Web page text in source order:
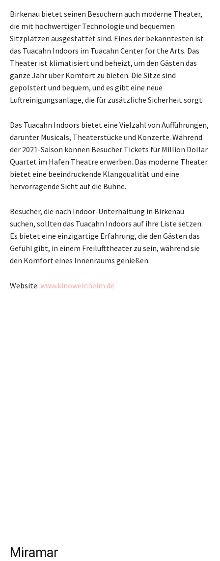
Birkenau bietet seinen Besuchern auch moderne Theater,
die mit hochwertiger Technologie und bequemen
Sitzplätzen ausgestattet sind. Eines der bekanntesten ist
das Tuacahn Indoors im Tuacahn Center for the Arts. Das
Theater ist klimatisiert und beheizt, um den Gästen das
ganze Jahr über Komfort zu bieten. Die Sitze sind
gepolstert und bequem, und es gibt eine neue
Luftreinigungsanlage, die für zusätzliche Sicherheit sorgt.
Das Tuacahn Indoors bietet eine Vielzahl von Aufführungen,
darunter Musicals, Theaterstücke und Konzerte. Während
der 2021-Saison können Besucher Tickets für Million Dollar
Quartet im Hafen Theatre erwerben. Das moderne Theater
bietet eine beeindruckende Klangqualität und eine
hervorragende Sicht auf die Bühne.
Besucher, die nach Indoor-Unterhaltung in Birkenau
suchen, sollten das Tuacahn Indoors auf ihre Liste setzen.
Es bietet eine einzigartige Erfahrung, die den Gästen das
Gefühl gibt, in einem Freilufttheater zu sein, während sie
den Komfort eines Innenraums genießen.
Website: www.kinoweinheim.de
Miramar